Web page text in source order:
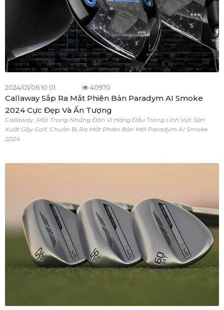
2024/01/06 10:01 40970
Callaway Sắp Ra Mắt Phiên Bản Paradym AI Smoke
2024 Cực Đẹp Và Ấn Tượng
Callaway, Một Trong Những Đơn Vị Hàng Đầu Trong Lĩnh Vực Sản
Xuất Gậy Golf, Chuẩn Bị Ra Mắt Phiên Bản Mới Paradym AI Smoke
2024.